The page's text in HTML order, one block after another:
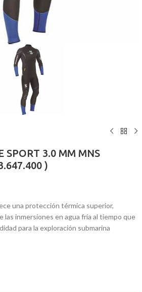
SPORT 3.0 MM MNS
)
una protección térmica superior,
las inmersiones en agua fría al tiempo que
para la exploración submarina